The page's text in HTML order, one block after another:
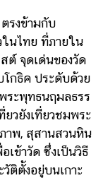
รงข้ามกับ
ในไทย ที่ภายใน
ต์ จุดเด่นของวัด
โกธิค ประดับด้วย
ระพุทธนฤมลธรร
วยังเที่ยวชมพระ
าพ, สุสานสวนหิน
ข้าวัด ซึ่งเป็นวิธี
ติตั้งอยู่บนเกาะ